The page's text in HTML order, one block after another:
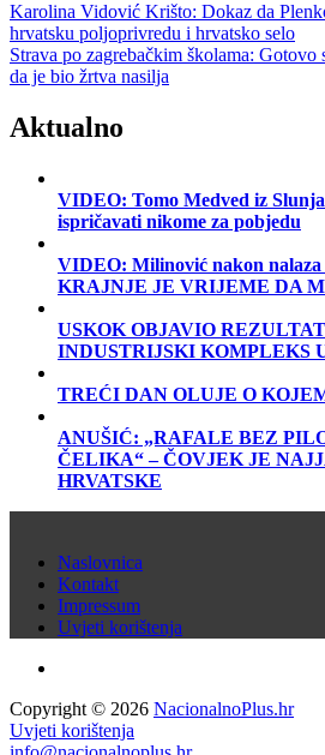
Karolina Vidović Krišto: Dokaz da
hrvatsku poljoprivredu i hrvatsko selo
Strava po zagrebačkim školama:
da je bio žrtva nasilja
Aktualno
VIDEO: Tomo Medved iz
ispričavati nikome za pobjedu
VIDEO: Milinović nakon
KRAJNJE JE VRIJEME DA
USKOK OBJAVIO
INDUSTRIJSKI KOMPLEKS
TREĆI DAN OLUJE O
ANUŠIĆ: „RAFALE BEZ
ČELIKA“ – ČOVJEK JE
HRVATSKE
Naslovnica
Kontakt
Impressum
Uvjeti korištenja
Copyright © 2026 NacionalnoPlus.hr
Uvjeti korištenja